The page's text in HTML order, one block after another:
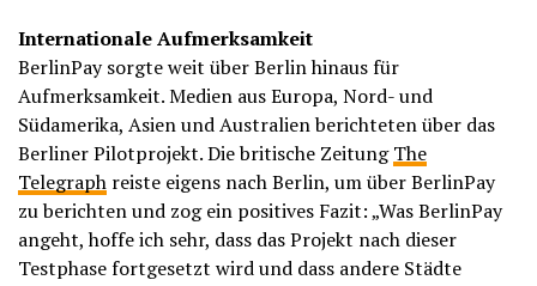
Internationale Aufmerksamkeit
BerlinPay sorgte weit über Berlin hinaus für
Aufmerksamkeit. Medien aus Europa, Nord- und
Südamerika, Asien und Australien berichteten über das
Berliner Pilotprojekt. Die britische ZeitungThe
Telegraph reiste eigens nach Berlin, um über BerlinPay
zu berichten und zog ein positives Fazit: „Was BerlinPay
angeht, hoffe ich sehr, dass das Projekt nach dieser
Testphase fortgesetzt wird und dass andere Städte